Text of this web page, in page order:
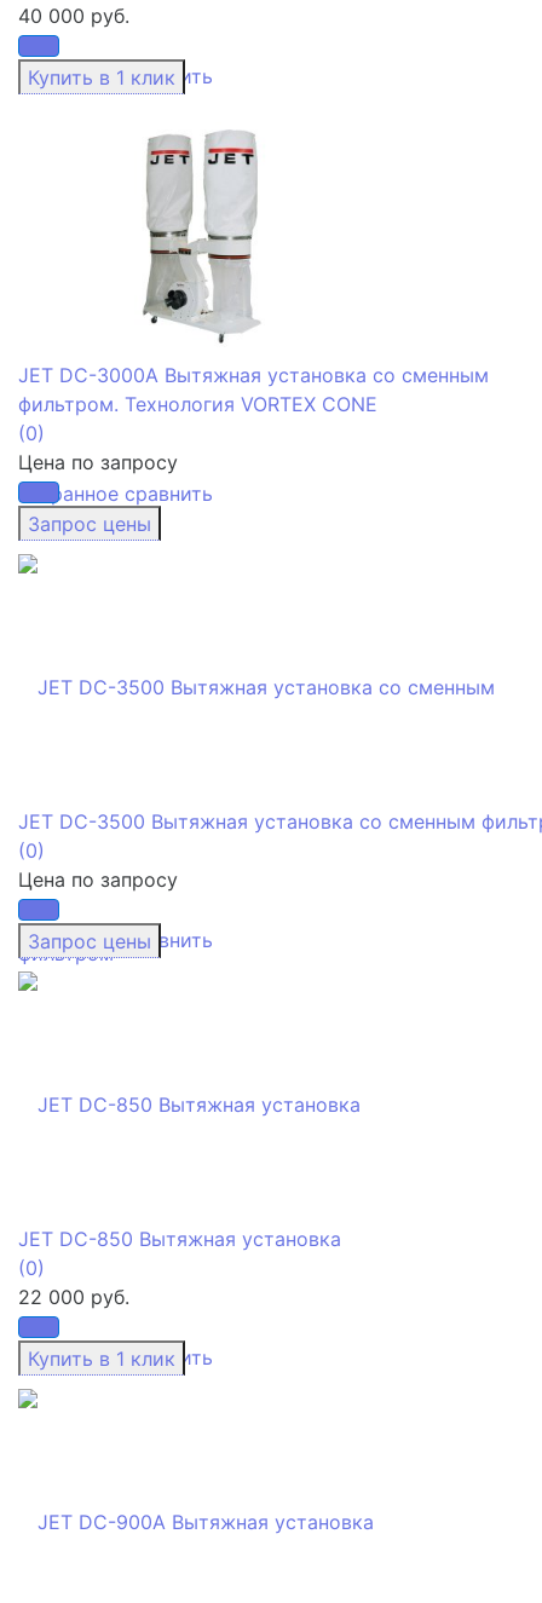
избранное сравнить
40 000 руб.
избранное сравнить
JET DC-3000A Вытяжная установка со сменным
фильтром. Технология VORTEX CONE
(0)
Цена по запросу
избранное сравнить
JET DC-3500 Вытяжная установка со сменным
(0)
Цена по запросу
избранное сравнить
JET DC-850 Вытяжная установка
(0)
22 000 руб.